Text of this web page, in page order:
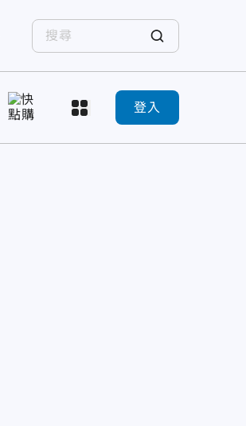
登入